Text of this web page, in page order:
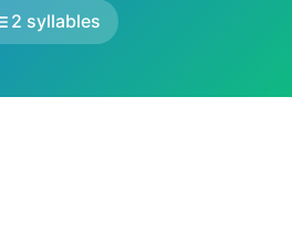
2 syllables